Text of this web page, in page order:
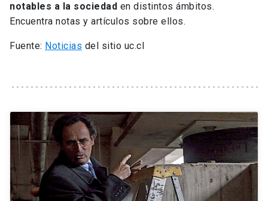
Investigación
Internacionalización launch
Universidad
Información para keyboard_arrow_down
Futuros estudiantes
Go to english site launch
notables a la sociedad en distintos ámbitos.
Encuentra notas y artículos sobre ellos.
Fuente: Noticias del sitio uc.cl